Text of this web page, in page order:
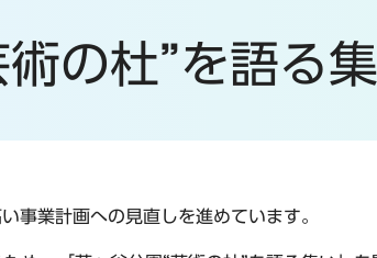
術の杜”を語る
事業計画への見直しを進めています。